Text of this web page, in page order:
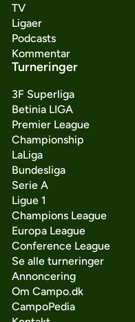
TV
Ligaer
Podcasts
Kommentar
Turneringer
3F Superliga
Betinia LIGA
Premier League
Championship
LaLiga
Bundesliga
Serie A
Ligue 1
Champions League
Europa League
Conference League
Se alle turneringer
Annoncering
Om Campo.dk
CampoPedia